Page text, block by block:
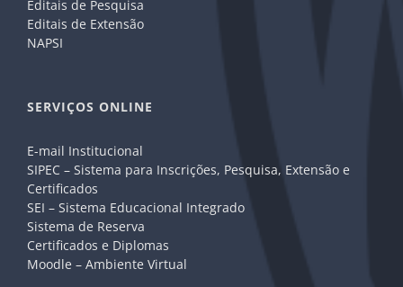
Editais de Pesquisa
Editais de Extensão
NAPSI
SERVIÇOS ONLINE
E-mail Institucional
SIPEC – Sistema para Inscrições, Pesquisa, Extensão e
Certificados
SEI – Sistema Educacional Integrado
Sistema de Reserva
Certificados e Diplomas
Moodle – Ambiente Virtual